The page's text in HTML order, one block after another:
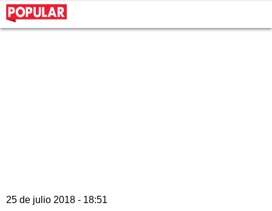
25 de julio 2018 - 18:51